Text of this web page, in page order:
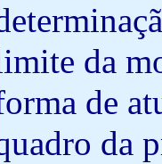
da
de
da